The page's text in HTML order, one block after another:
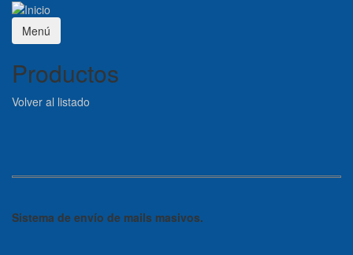
Menú
Productos
Volver al listado
Sistema de envío de mails masivos.